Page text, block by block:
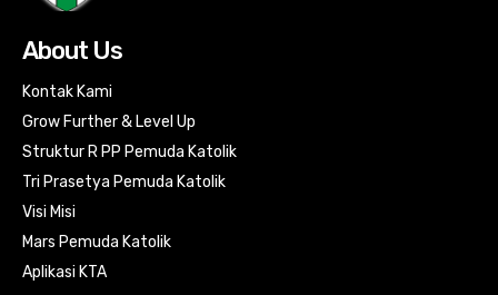
About Us
Kontak Kami
Grow Further & Level Up
Struktur R PP Pemuda Katolik
Tri Prasetya Pemuda Katolik
Visi Misi
Mars Pemuda Katolik
Aplikasi KTA